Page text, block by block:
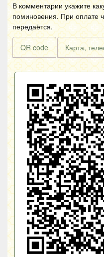
В комментарии укажите
поминовения. При оплате
передаётся.
QR code Карта,